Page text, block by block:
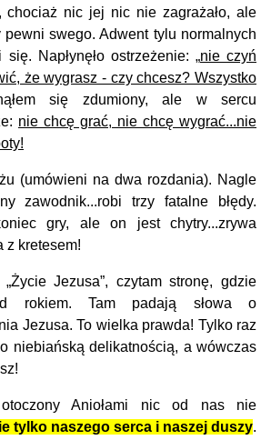
nic jej nic nie zagrażało, ale
swego. Adwent tylu normalnych
Napłynęło ostrzeżenie: „nie czyń
że wygrasz - czy chcesz? Wszystko
się zdumiony, ale w sercu
nie chcę grać, nie chcę wygrać...nie
(umówieni na dwa rozdania). Nagle
zawodnik...robi trzy fatalne błędy.
gry, ale on jest chytry...zrywa
z kretesem!
Jezusa”, czytam stronę, gdzie
rokiem. Tam padają słowa o
Jezusa. To wielka prawda! Tylko raz
niebiańską delikatnością, a wówczas
Aniołami nic od nas nie
tylko naszego serca i naszej duszy.